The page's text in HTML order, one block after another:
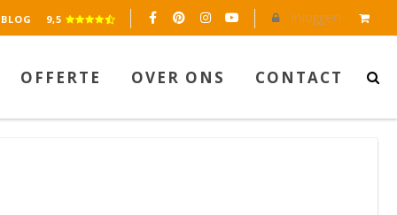
Inloggen
BLOG 9,5
OFFERTE OVER ONS CONTACT
op 2045 reviews.